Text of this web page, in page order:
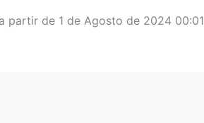
partir de 1 de Agosto de 2024 00:01